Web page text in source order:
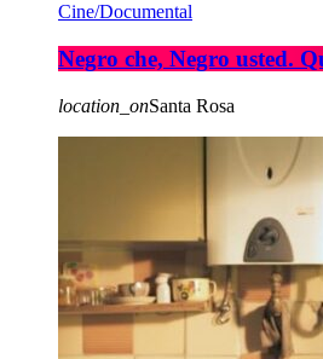
Cine/Documental
Negro che, Negro usted.
location_onSanta Rosa